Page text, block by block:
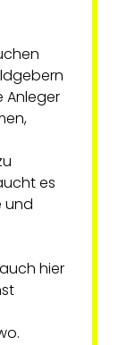
Anleger
es
und
hier